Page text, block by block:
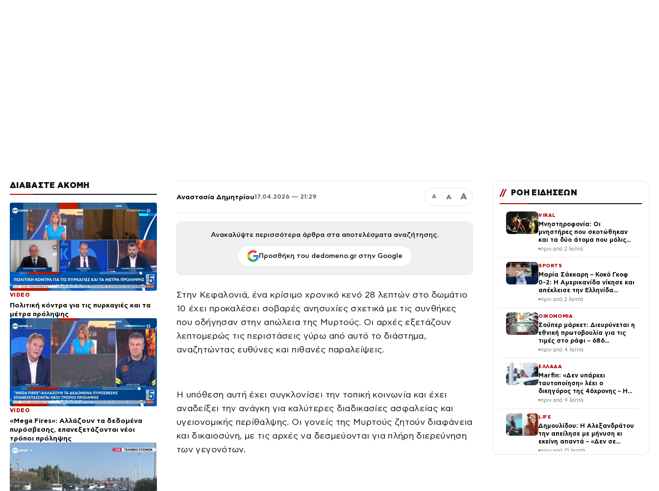
ΔΙΑΒΑΣΤΕ ΑΚΟΜΗ
VIDEO
Πολιτική κόντρα για τις πυρκαγιές και τα
μέτρα πρόληψης
VIDEO
«Mega Fires»: Αλλάζουν τα δεδομένα
πυρόσβεσης, επανεξετάζονται νέοι
τρόποι πρόληψης
Αναστασία Δημητρίου17.04.2026 — 21:29 Α Α Α
Ανακαλύψτε περισσότερα άρθρα στα αποτελέσματα αναζήτησης.
Προσθήκη του dedomeno.gr στην Google
Στην Κεφαλονιά, ένα κρίσιμο χρονικό κενό 28 λεπτών στο δωμάτιο
10 έχει προκαλέσει σοβαρές ανησυχίες σχετικά με τις συνθήκες
που οδήγησαν στην απώλεια της Μυρτούς. Οι αρχές εξετάζουν
λεπτομερώς τις περιστάσεις γύρω από αυτό το διάστημα,
αναζητώντας ευθύνες και πιθανές παραλείψεις.
Η υπόθεση αυτή έχει συγκλονίσει την τοπική κοινωνία και έχει
αναδείξει την ανάγκη για καλύτερες διαδικασίες ασφαλείας και
υγειονομικής περίθαλψης. Οι γονείς της Μυρτούς ζητούν διαφάνεια
και δικαιοσύνη, με τις αρχές να δεσμεύονται για πλήρη διερεύνηση
των γεγονότων.
// ΡΟΗ ΕΙΔΗΣΕΩΝ
VIRAL
Μνηστηροφονία: Οι
μνηστήρες που σκοτώθηκαν
και τα δύο άτομα που μόλις
σώθηκαν στην Οδύσσεια
πριν από 2 λεπτά
SPORTS
Μαρία Σάκκαρη – Κοκό Γκοφ
0-2: Η Αμερικανίδα νίκησε και
απέκλεισε την Ελληνίδα
τενίστρια στις «32» του
πριν από 2 λεπτά
ΟΙΚΟΝΟΜΙΑ
Σούπερ μάρκετ: Διευρύνεται η
εθνική πρωτοβουλία για τις
τιμές στο ράφι – 686
επώνυμοι κωδικοί, ακόμη 230
ιδιωτικής ετικέτας
πριν από 4 λεπτά
ΕΛΛΑΔΑ
Marfin: «Δεν υπάρχει
ταυτοποίηση» λέει ο
δικηγόρος της 46χρονης – Η
ξανθιά κοτσίδα και οι
πριν από 9 λεπτά
LIFE
Δημουλίδου: Η Αλεξανδράτου
την απείλησε με μήνυση κι
εκείνη απαντά – «Δεν σε
αναγνώρισα, όταν κατάλαβα
ποια είσαι σοκαρίστικα»
πριν από 13 λεπτά